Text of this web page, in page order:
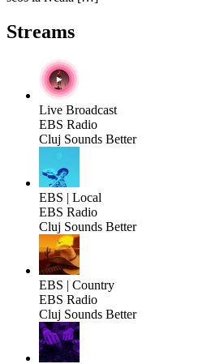
Streams
Live Broadcast
EBS Radio
Cluj Sounds Better
EBS | Local
EBS Radio
Cluj Sounds Better
EBS | Country
EBS Radio
Cluj Sounds Better